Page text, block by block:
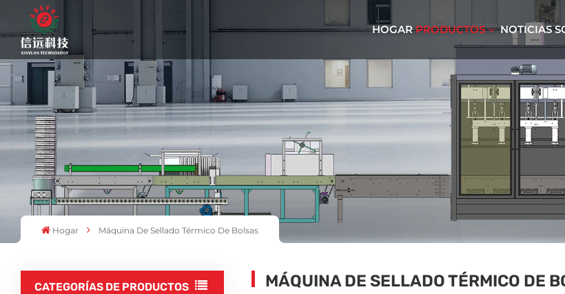
HOGAR PRODUCTOS NOTICIAS
Hogar Máquina De Sellado Térmico De Bolsas
CATEGORÍAS DE PRODUCTOS MÁQUINA DE SELLADO TÉRMICO DE